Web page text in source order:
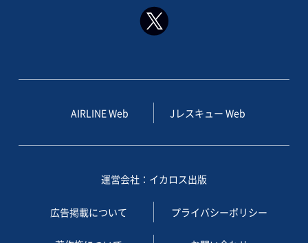
AIRLINE Web Jレスキュー Web
運営会社：イカロス出版
広告掲載について プライバシーポリシー